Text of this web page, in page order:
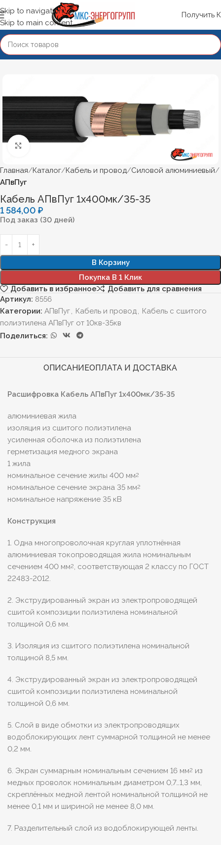
Skip to navigation
Skip to main content
Получить
Главная Каталог Кабель и провод Силовой алюминиевый
АПвПуг
Кабель АПвПуг 1х400мк/35-35
1 584,00 ₽
Под заказ (30 дней)
В Корзину
Покупка В 1 Клик
Добавить в избранное
Добавить для сравнения
Артикул: 8556
Категории: АПвПуг, Кабель и провод, Кабель с сшитого
полиэтилена АПвПуг от 10кв-35кв
Поделиться:
ОПИСАНИЕОПЛАТА И ДОСТАВКА
Расшифровка Кабель АПвПуг 1х400мк/35-35
алюминиевая жила
изоляция из сшитого полиэтилена
усиленная оболочка из полиэтилена
герметизация медного экрана
1 жила
номинальное сечение жилы 400 мм2
номинальное сечение экрана 35 мм2
номинальное напряжение 35 кВ
Конструкция
1. Одна многопроволочная круглая уплотнённая
алюминиевая токопроводящая жила номинальным
сечением 400 мм2, соответствующая 2 классу по ГОСТ
22483-2012.
2. Экструдированный экран из электропроводящей
сшитой композиции полиэтилена номинальной
толщиной 0,6 мм.
3. Изоляция из сшитого полиэтилена номинальной
толщиной 8,5 мм.
4. Экструдированный экран из электропроводящей
сшитой композиции полиэтилена номинальной
толщиной 0,6 мм.
5. Слой в виде обмотки из электропроводящих
водоблокирующих лент суммарной толщиной не менее
0,2 мм.
6. Экран суммарным номинальным сечением 16 мм2 из
медных проволок номинальным диаметром 0,7…1,3 мм,
скреплённых медной лентой номинальной толщиной не
менее 0,1 мм и шириной не менее 8,0 мм.
7. Разделительный слой из водоблокирующей ленты.